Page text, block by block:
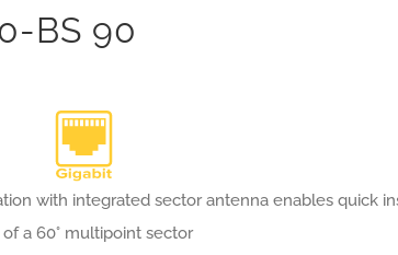
BS 90
with integrated sector antenna enables quick
a 60° multipoint sector